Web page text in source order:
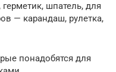
шпатель, для
— карандаш, рулетка,
понадобятся для